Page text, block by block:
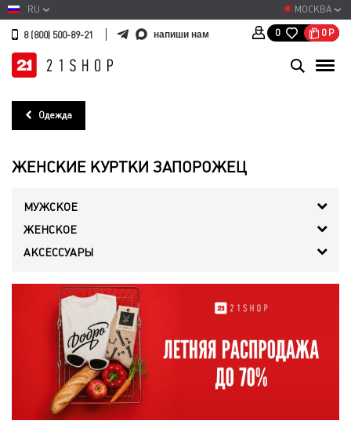
МОСКВА
RU
8 (800) 500-89-21 напиши нам 0 0 Р
Одежда
ЖЕНСКИЕ КУРТКИ ЗАПОРОЖЕЦ
МУЖСКОЕ
ЖЕНСКОЕ
АКСЕССУАРЫ